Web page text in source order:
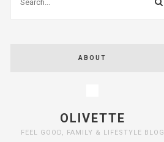
ABOUT
OLIVETTE
FEEL GOOD, FAMILY & LIFESTYLE BLOG